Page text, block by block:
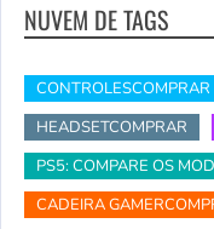
NUVEM DE TAGS
CONTROLESCOMPRAR
HEADSETCOMPRAR
PS5: COMPARE OS
CADEIRA